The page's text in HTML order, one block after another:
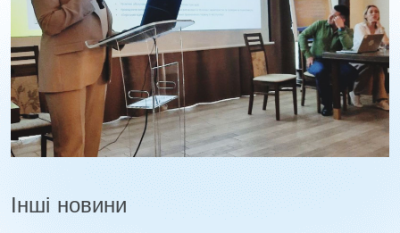
Інші новини